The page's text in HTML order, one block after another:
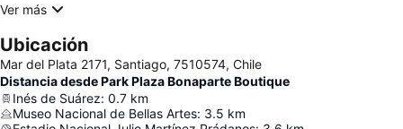
Ver más
Ubicación
Mar del Plata 2171, Santiago, 7510574, Chile
Distancia desde Park Plaza Bonaparte Boutique
Inés de Suárez: 0.7 km
Museo Nacional de Bellas Artes: 3.5 km